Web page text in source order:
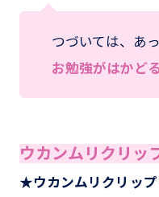
つづいては、あ
お勉強がはかど
ウカンムリクリッ
★ウカンムリクリッ